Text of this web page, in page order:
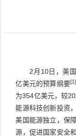
2 月 10日，美
亿美元的预算纲要[1]
为354亿美元，较
能源科技创新投资
美国能源独立，保
源，促进国家安全